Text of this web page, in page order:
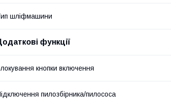
шліфмашини
функції
кнопки включення
пилозбірника/пилососа